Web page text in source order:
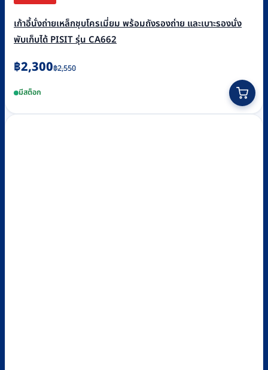
เก้าอี้นั่งถ่ายเหล็กชุบโครเมี่ยม พร้อมถังรองถ่าย และเบาะรองนั่ง
พับเก็บได้ PISIT รุ่น CA662
฿2,550
Original
was:
฿2,550.
฿2,300
Current
is:
฿2,300.
มีสต็อก